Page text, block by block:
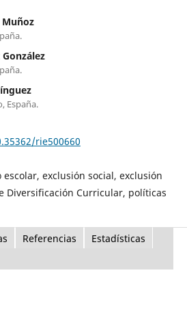
Muñoz
España.
rie500660
escolar, exclusión social, exclusión
Diversificación Curricular, políticas
Referencias
Estadísticas